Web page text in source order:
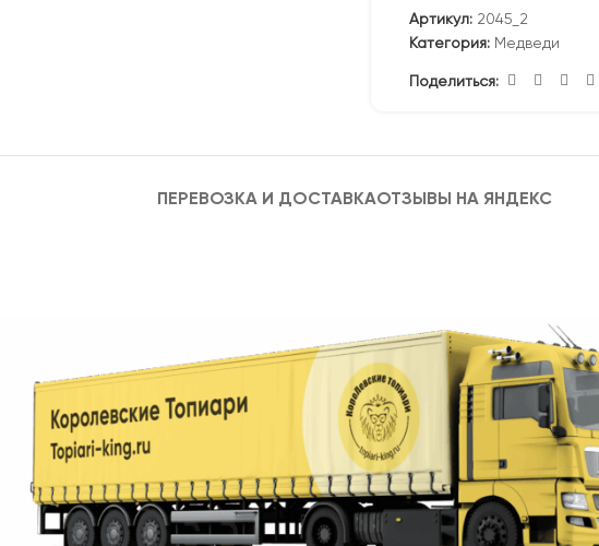
Артикул: 2045_2
Категория: Медведи
Поделиться:
ПЕРЕВОЗКА И ДОСТАВКАОТЗЫВЫ НА ЯНДЕКС